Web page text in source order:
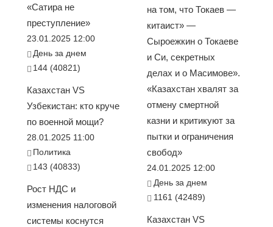
«Сатира не
преступление»
23.01.2025 12:00
День за днем
144 (40821)
Казахстан VS
Узбекистан: кто круче
по военной мощи?
28.01.2025 11:00
Политика
143 (40833)
Рост НДС и
изменения налоговой
системы коснутся
на том, что Токаев —
китаист» —
Сыроежкин о Токаеве
и Си, секретных
делах и о Масимове».
«Казахстан хвалят за
отмену смертной
казни и критикуют за
пытки и ограничения
свобод»
24.01.2025 12:00
День за днем
1161 (42489)
Казахстан VS